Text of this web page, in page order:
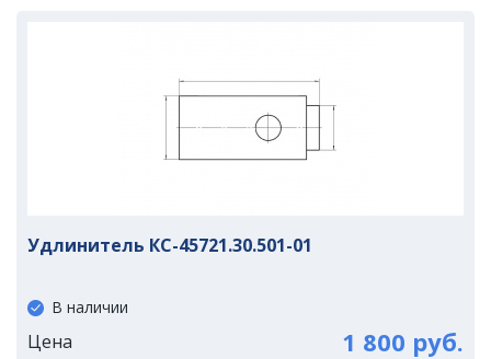
Удлинитель КС-45721.30.501-01
В наличии
Цена 1 800 руб.